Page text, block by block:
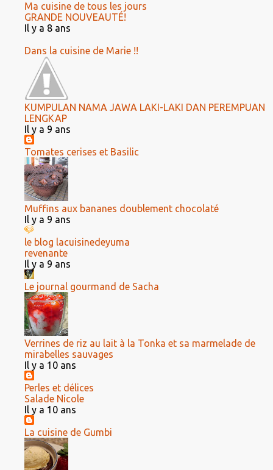
Ma cuisine de tous les jours
GRANDE NOUVEAUTÉ!
Il y a 8 ans
Dans la cuisine de Marie !!
KUMPULAN NAMA JAWA LAKI-LAKI DAN PEREMPUAN
LENGKAP
Il y a 9 ans
Tomates cerises et Basilic
Muffins aux bananes doublement chocolaté
Il y a 9 ans
le blog lacuisinedeyuma
revenante
Il y a 9 ans
Le journal gourmand de Sacha
Verrines de riz au lait à la Tonka et sa marmelade de
mirabelles sauvages
Il y a 10 ans
Perles et délices
Salade Nicole
Il y a 10 ans
La cuisine de Gumbi